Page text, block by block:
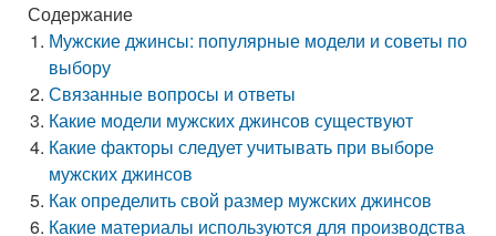
Содержание
Мужские джинсы: популярные модели и советы по
выбору
Связанные вопросы и ответы
Какие модели мужских джинсов существуют
Какие факторы следует учитывать при выборе
мужских джинсов
Как определить свой размер мужских джинсов
Какие материалы используются для производства